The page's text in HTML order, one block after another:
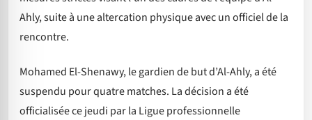
Ahly, suite à une altercation physique avec un officiel de la
rencontre.
Mohamed El-Shenawy, le gardien de but d’Al-Ahly, a été
suspendu pour quatre matches. La décision a été
officialisée ce jeudi par la Ligue professionnelle